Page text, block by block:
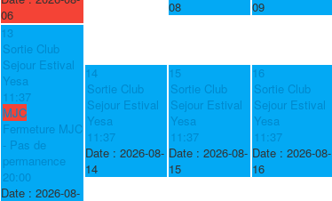
06
08
09
13
Sortie Club
Sejour Estival
Yesa
11:37
MJC
Fermeture MJC
- Pas de
permanence
20:00
Date :2026-08-
14
Sortie Club
Sejour Estival
Yesa
11:37
Date :2026-08-
14
15
Sortie Club
Sejour Estival
Yesa
11:37
Date :2026-08-
15
16
Sortie Club
Sejour Estival
Yesa
11:37
Date :2026-08-
16